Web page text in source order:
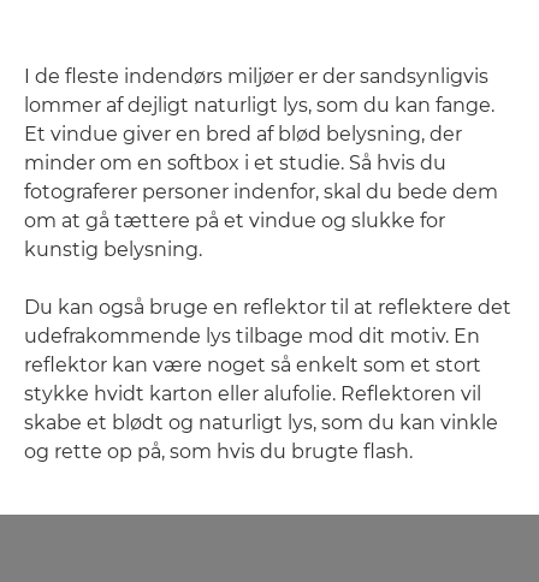
I de fleste indendørs miljøer er der sandsynligvis
lommer af dejligt naturligt lys, som du kan fange.
Et vindue giver en bred af blød belysning, der
minder om en softbox i et studie. Så hvis du
fotograferer personer indenfor, skal du bede dem
om at gå tættere på et vindue og slukke for
kunstig belysning.
Du kan også bruge en reflektor til at reflektere det
udefrakommende lys tilbage mod dit motiv. En
reflektor kan være noget så enkelt som et stort
stykke hvidt karton eller alufolie. Reflektoren vil
skabe et blødt og naturligt lys, som du kan vinkle
og rette op på, som hvis du brugte flash.